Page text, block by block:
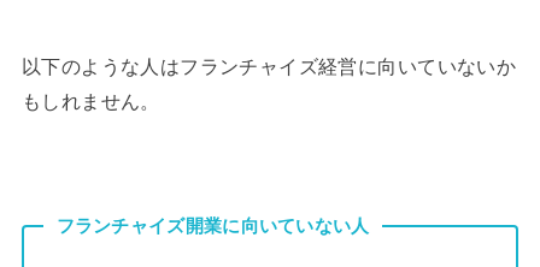
以下のような人はフランチャイズ経営に向いていないか
もしれません。
フランチャイズ開業に向いていない人